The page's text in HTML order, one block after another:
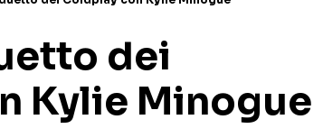
dei
Kylie Minogue